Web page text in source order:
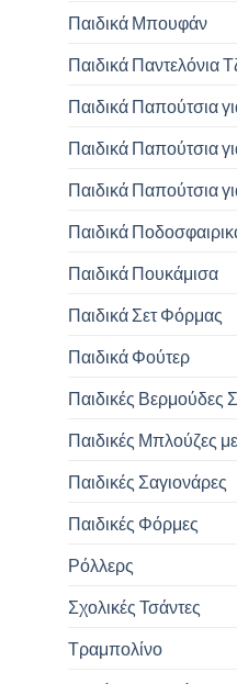
Παιδικά Μπουφάν
Παιδικά Παντελόνια
Παιδικά Παπούτσια
Παιδικά Παπούτσια
Παιδικά Παπούτσια
Παιδικά
Παιδικά Πουκάμισα
Παιδικά Σετ Φόρμας
Παιδικά Φούτερ
Παιδικές Βερμούδες
Παιδικές Μπλούζες
Παιδικές Σαγιονάρες
Παιδικές Φόρμες
Ρόλλερς
Σχολικές Τσάντες
Τραμπολίνο